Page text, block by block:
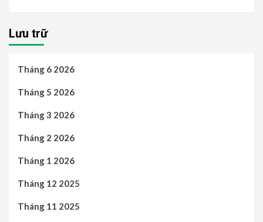
Lưu trữ
Tháng 6 2026
Tháng 5 2026
Tháng 3 2026
Tháng 2 2026
Tháng 1 2026
Tháng 12 2025
Tháng 11 2025